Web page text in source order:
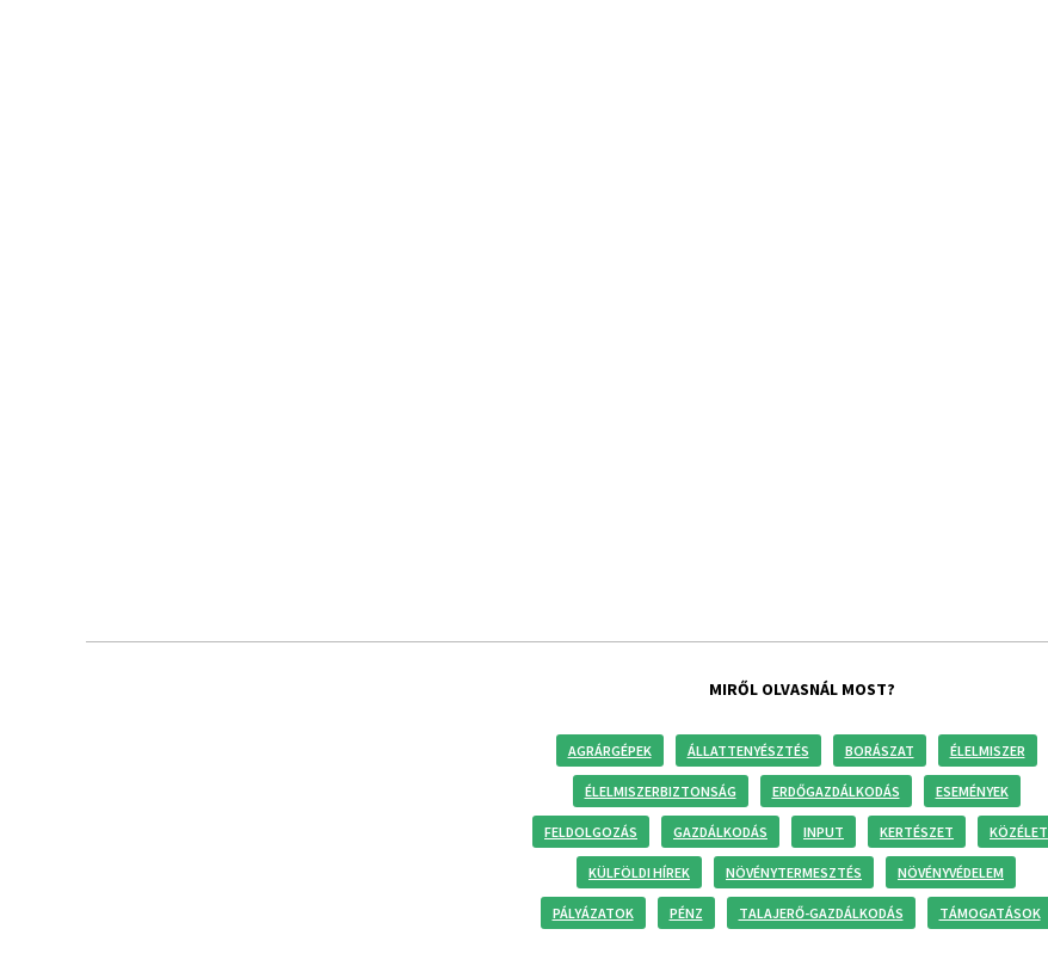
MIRŐL OLVASNÁL MOST?
AGRÁRGÉPEK ÁLLATTENYÉSZTÉS BORÁSZAT ÉLELMISZER
ÉLELMISZERBIZTONSÁG ERDŐGAZDÁLKODÁS ESEMÉNYEK
FELDOLGOZÁS GAZDÁLKODÁS INPUT KERTÉSZET KÖZÉLET
KÜLFÖLDI HÍREK NÖVÉNYTERMESZTÉS NÖVÉNYVÉDELEM
PÁLYÁZATOK PÉNZ TALAJERŐ-GAZDÁLKODÁS TÁMOGATÁSOK